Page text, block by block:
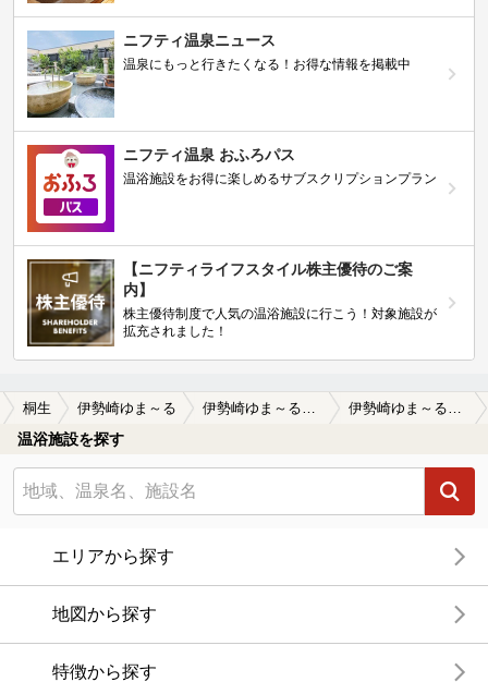
ニフティ温泉ニュース
温泉にもっと行きたくなる！お得な情報を掲載中
ニフティ温泉 おふろパス
温浴施設をお得に楽しめるサブスクリプションプラン
【ニフティライフスタイル株主優待のご案
内】
株主優待制度で人気の温浴施設に行こう！対象施設が
拡充されました！
桐生 伊勢崎ゆま～る
温浴施設を探す
エリアから探す
地図から探す
特徴から探す